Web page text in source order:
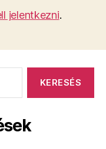
jelentkezni.